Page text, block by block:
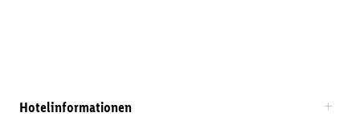
Hotelinformationen